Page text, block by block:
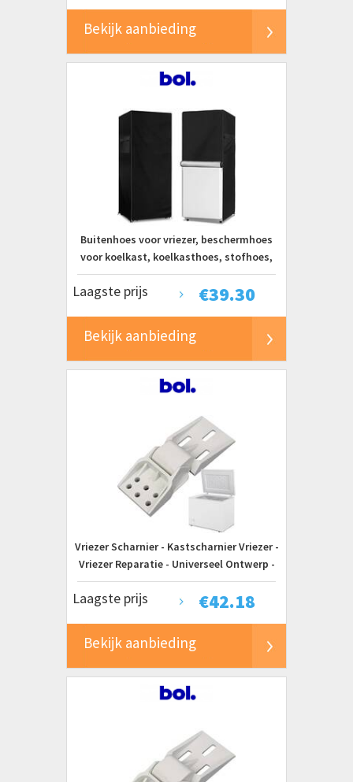
Bekijk aanbieding
Buitenhoes voor vriezer, beschermhoes
voor koelkast, koelkasthoes, stofhoes,
stofhoes van Oxford-stof, afmetingen:
61x76x170 cm
€39.30
Laagste prijs
Bekijk aanbieding
Vriezer Scharnier - Kastscharnier Vriezer -
Vriezer Reparatie - Universeel Ontwerp -
128 cm - Wit
€42.18
Laagste prijs
Bekijk aanbieding